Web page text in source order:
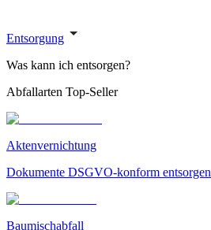
Entsorgung
Was kann ich entsorgen?
Abfallarten Top-Seller
Aktenvernichtung
Dokumente DSGVO-konform entsorgen
Baumischabfall